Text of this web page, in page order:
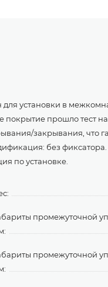
установки в
прошло тест
закрывания, что
без
по установке.
промежуточной
промежуточной